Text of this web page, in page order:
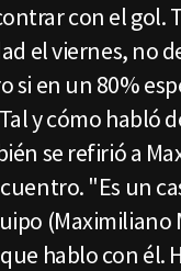
con el gol.
el viernes, no
si en un 80%
y cómo habló
se refirió a
"Es un
(Maximiliano
hablo con él.